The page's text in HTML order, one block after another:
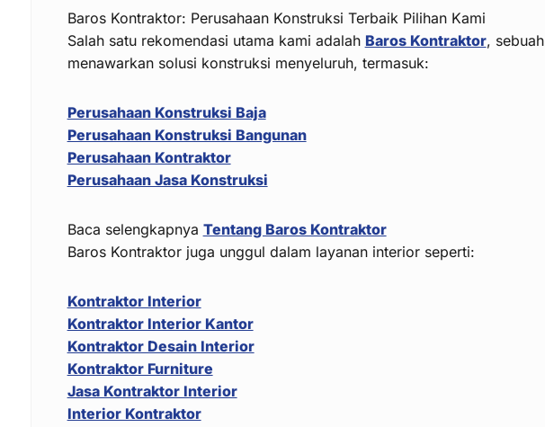
Baros Kontraktor: Perusahaan Konstruksi Terbaik Pilihan Kami
Salah satu rekomendasi utama kami adalah Baros Kontraktor, sebuah
menawarkan solusi konstruksi menyeluruh, termasuk:
Perusahaan Konstruksi Baja
Perusahaan Konstruksi Bangunan
Perusahaan Kontraktor
Perusahaan Jasa Konstruksi
Baca selengkapnya Tentang Baros Kontraktor
Baros Kontraktor juga unggul dalam layanan interior seperti:
Kontraktor Interior
Kontraktor Interior Kantor
Kontraktor Desain Interior
Kontraktor Furniture
Jasa Kontraktor Interior
Interior Kontraktor